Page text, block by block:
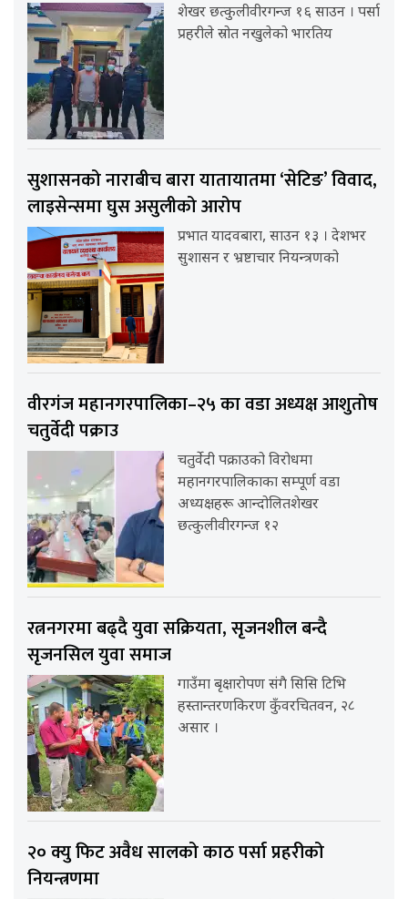
शेखर छत्कुलीवीरगन्ज १६ साउन । पर्सा
प्रहरीले स्रोत नखुलेको भारतिय
सुशासनको नाराबीच बारा यातायातमा ‘सेटिङ’ विवाद,
लाइसेन्समा घुस असुलीको आरोप
प्रभात यादवबारा, साउन १३ । देशभर
सुशासन र भ्रष्टाचार नियन्त्रणको
वीरगंज महानगरपालिका–२५ का वडा अध्यक्ष आशुतोष
चतुर्वेदी पक्राउ
चतुर्वेदी पक्राउको विरोधमा
महानगरपालिकाका सम्पूर्ण वडा
अध्यक्षहरू आन्दोलितशेखर
छत्कुलीवीरगन्ज १२
रत्ननगरमा बढ्दै युवा सक्रियता, सृजनशील बन्दै
सृजनसिल युवा समाज
गाउँमा बृक्षारोपण संगै सिसि टिभि
हस्तान्तरणकिरण कुँवरचितवन, २८
असार ।
२० क्यु फिट अवैध सालको काठ पर्सा प्रहरीको
नियन्त्रणमा